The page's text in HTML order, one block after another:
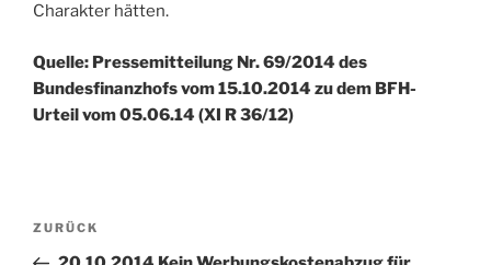
Charakter hätten.
Quelle: Pressemitteilung Nr. 69/2014 des
Bundesfinanzhofs vom 15.10.2014 zu dem BFH-
Urteil vom 05.06.14 (XI R 36/12)
Beitragsnavigation
Vorheriger
Beitrag
ZURÜCK